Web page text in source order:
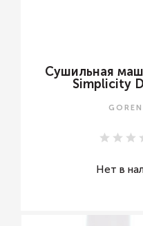
Сушильная
Simplicity
Нет в